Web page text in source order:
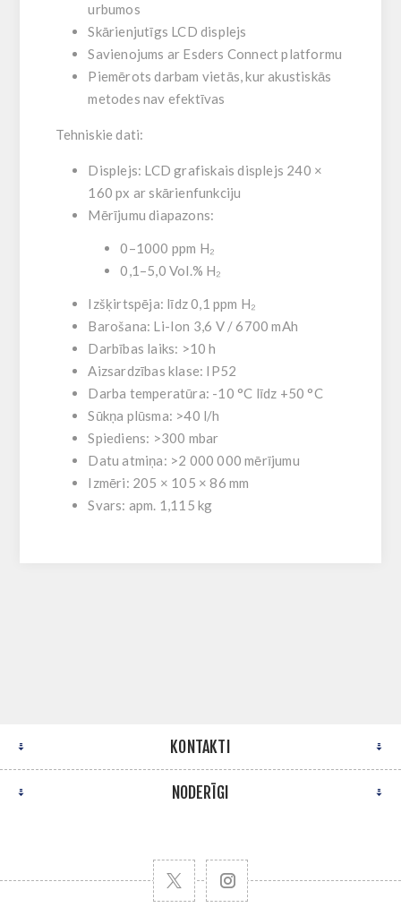
urbumos
Skārienjutīgs LCD displejs
Savienojums ar Esders Connect platformu
Piemērots darbam vietās, kur akustiskās
metodes nav efektīvas
Tehniskie dati:
Displejs: LCD grafiskais displejs 240 ×
160 px ar skārienfunkciju
Mērījumu diapazons:
0–1000 ppm H₂
0,1–5,0 Vol.% H₂
Izšķirtspēja: līdz 0,1 ppm H₂
Barošana: Li-Ion 3,6 V / 6700 mAh
Darbības laiks: >10 h
Aizsardzības klase: IP52
Darba temperatūra: -10 °C līdz +50 °C
Sūkņa plūsma: >40 l/h
Spiediens: >300 mbar
Datu atmiņa: >2 000 000 mērījumu
Izmēri: 205 × 105 × 86 mm
Svars: apm. 1,115 kg
KONTAKTI
NODERĪGI